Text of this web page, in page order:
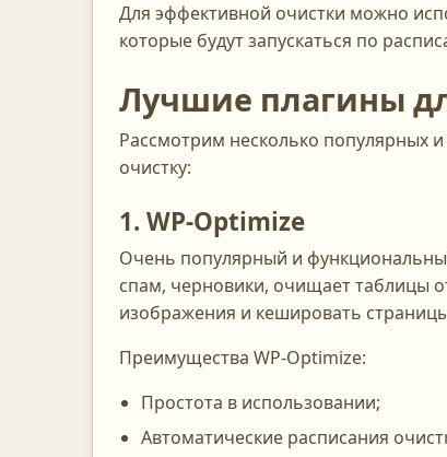
Для эффективной очистки можно
которые будут запускаться по
Лучшие плагины
Рассмотрим несколько популярных
очистку:
1. WP-Optimize
Очень популярный и
спам, черновики, очищает таблицы
изображения и кешировать
Преимущества WP-Optimize:
Простота в использовании;
Автоматические расписания